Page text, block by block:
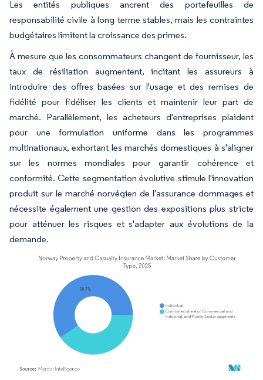
Les entités publiques ancrent des portefeuilles de
responsabilité civile à long terme stables, mais les contraintes
budgétaires limitent la croissance des primes.
À mesure que les consommateurs changent de fournisseur, les
taux de résiliation augmentent, incitant les assureurs à
introduire des offres basées sur l'usage et des remises de
fidélité pour fidéliser les clients et maintenir leur part de
marché. Parallèlement, les acheteurs d'entreprises plaident
pour une formulation uniforme dans les programmes
multinationaux, exhortant les marchés domestiques à s'aligner
sur les normes mondiales pour garantir cohérence et
conformité. Cette segmentation évolutive stimule l'innovation
produit sur le marché norvégien de l'assurance dommages et
nécessite également une gestion des expositions plus stricte
pour atténuer les risques et s'adapter aux évolutions de la
demande.